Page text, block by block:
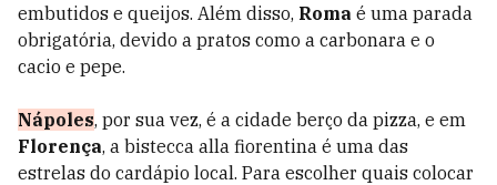
embutidos e queijos. Além disso, Roma é uma parada
obrigatória, devido a pratos como a carbonara e o
cacio e pepe.
Nápoles, por sua vez, é a cidade berço da pizza, e em
Florença, a bistecca alla fiorentina é uma das
estrelas do cardápio local. Para escolher quais colocar